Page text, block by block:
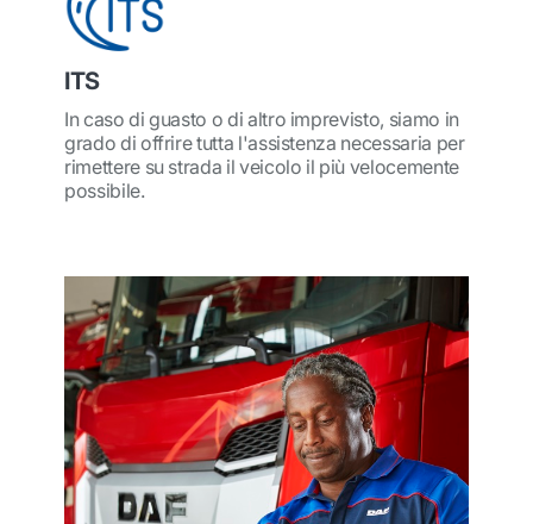
ITS
In caso di guasto o di altro imprevisto, siamo in
grado di offrire tutta l'assistenza necessaria per
rimettere su strada il veicolo il più velocemente
possibile.